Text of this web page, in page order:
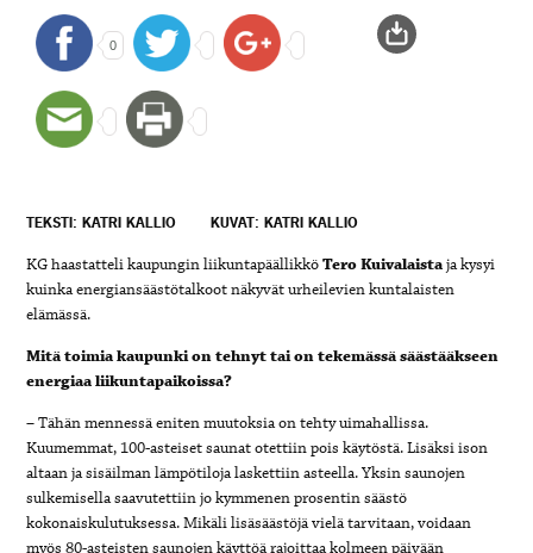
0
TEKSTI: KATRI KALLIO KUVAT: KATRI KALLIO
KG haastatteli kaupungin liikuntapäällikköTero Kuivalaistaja kysyi
kuinka energiansäästötalkoot näkyvät urheilevien kuntalaisten
elämässä.
Mitä toimia kaupunki on tehnyt tai on tekemässä säästääkseen
energiaa liikuntapaikoissa?
– Tähän mennessä eniten muutoksia on tehty uimahallissa.
Kuumemmat, 100-asteiset saunat otettiin pois käytöstä. Lisäksi ison
altaan ja sisäilman lämpötiloja laskettiin asteella. Yksin saunojen
sulkemisella saavutettiin jo kymmenen prosentin säästö
kokonaiskulutuksessa. Mikäli lisäsäästöjä vielä tarvitaan, voidaan
myös 80-asteisten saunojen käyttöä rajoittaa kolmeen päivään